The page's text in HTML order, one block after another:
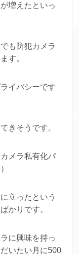
増えたといっ
も防犯カメラ
す。
イバシーです
きそうです。
メラ私有化パ
立ったという
かりです。
に興味を持っ
いたい月に500